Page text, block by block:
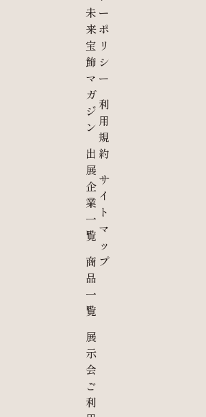
未
来
宝
飾
マ
ガ
ジ
ン
出
展
企
業
一
覧
商
品
一
覧
展
示
会
ご
利
ー
ポ
リ
シ
ー
利
用
規
約
サ
イ
ト
マ
ッ
プ